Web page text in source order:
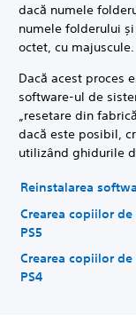
dacă numele
numele folderului
octet, cu majuscule.
Dacă acest proces
software-ul de
„resetare din
dacă este posibil,
utilizând ghidurile
Reinstalarea
Crearea copiilor
PS5
Crearea copiilor
PS4